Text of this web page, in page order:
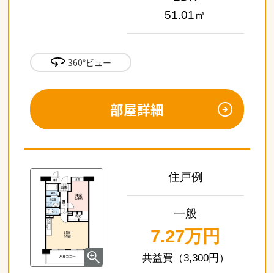
51.01㎡
360°ビュー
部屋詳細
住戸例
一般
7.27万円
（3,300円）